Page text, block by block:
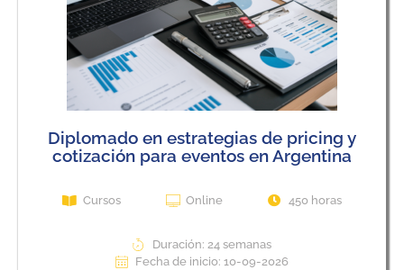
Diplomado en estrategias de pricing y
cotización para eventos en Argentina
Cursos Online 450 horas
Duración: 24 semanas
Fecha de inicio: 10-09-2026